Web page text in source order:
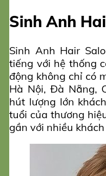
Sinh Anh
Sinh Anh Hair
tiếng với hệ thống
động không chỉ có
Hà Nội, Đà Nẵng,
hút lượng lớn
tuổi của thương
gần với nhiều